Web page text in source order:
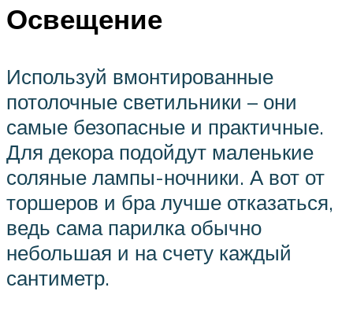
Освещение
Используй вмонтированные
потолочные светильники – они
самые безопасные и практичные.
Для декора подойдут маленькие
соляные лампы-ночники. А вот от
торшеров и бра лучше отказаться,
ведь сама парилка обычно
небольшая и на счету каждый
сантиметр.